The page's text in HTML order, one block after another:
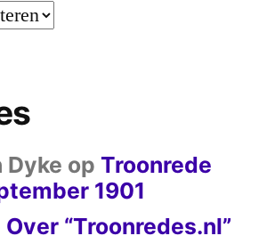
Dyke op Troonrede
1901
Over “Troonredes.nl”